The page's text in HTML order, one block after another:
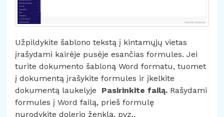
Užpildykite šablono tekstą į kintamųjų vietas
įrašydami kairėje pusėje esančias formules. Jei
turite dokumento šabloną Word formatu, tuomet
į dokumentą įrašykite formules ir įkelkite
dokumentą laukelyje
Pasirinkite failą. Rašydami
formules į Word failą, prieš formulę
nurodykite dolerio ženklą, pvz.,